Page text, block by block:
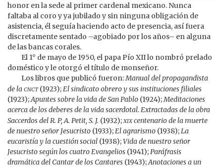
honor en la sede al primer cardenal mexicano. Nunca
faltaba al coro y ya jubilado y sin ninguna obligación de
asistencia, él seguía haciendo acto de presencia, así fuera
discretamente sentado –agobiado por los años– en alguna
de las bancas corales.
El 1° de mayo de 1950, el papa Pío XII lo nombró prelado
doméstico y le otorgó el título de monseñor.
Los libros que publicó fueron:Manual del propagandista
de lacnct(1923);El sindicato obrero y sus instituciones filiales
(1923);Apuntes sobre la vida de San Pablo (1924);Meditaciones
acerca de los deberes de la vida sacerdotal. Extractadas de la obra
Saccerdos del R. P, A. Petit, S. J. (1932);xixcentenario de la muerte
de nuestro señor Jesucristo (1933);El agrarismo (1938);La
eucaristía y la cuestión social (1938);Vida de nuestro señor
Jesucristo según los cuatro Evangelios (1941);Paráfrasis
dramática del Cantar de los Cantares (1943);Anotaciones a un